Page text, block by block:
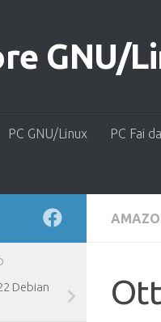
GNU/
PC GNU/Linux PC Fai
Debian